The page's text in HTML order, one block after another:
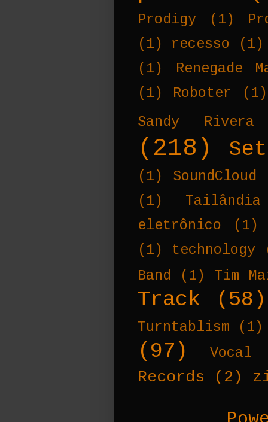
Prodigy (1)
(1)
recesso
(1)
(1)
Renegade
(1)
Roboter
(1)
Sandy Rivera
(218) Set
(1) SoundCloud
(1)
Tailândia
eletrônico
(1)
(1)
technology
Band
(1) Tim
Track (58)
Turntablism (1)
(97) Vocal
Records (2)